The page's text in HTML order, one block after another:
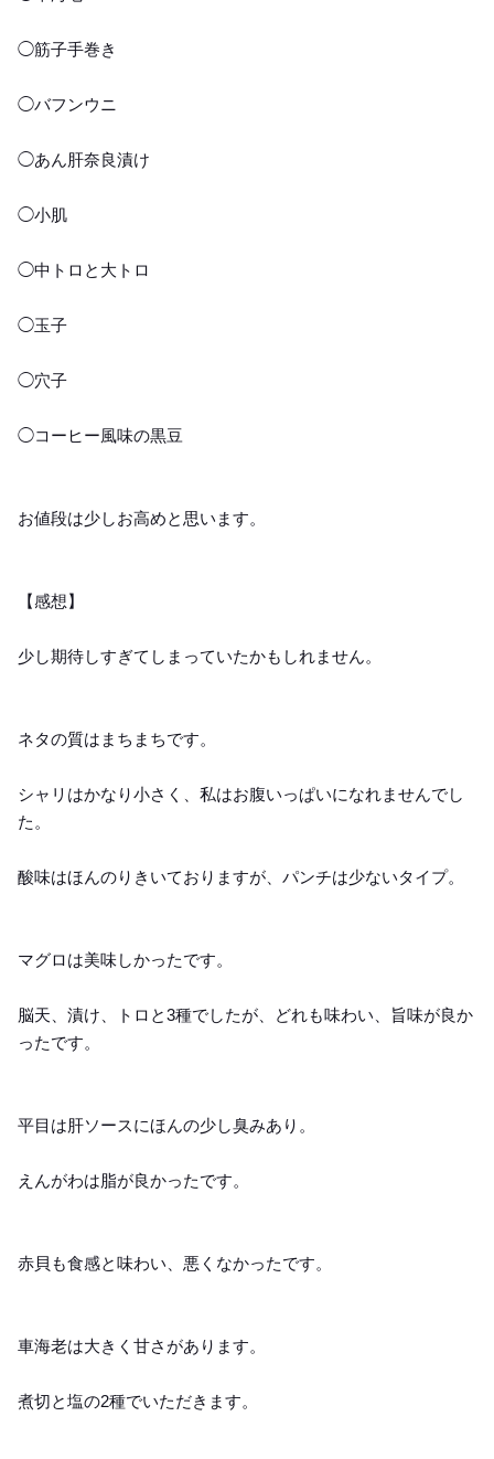
◯筋子手巻き
◯バフンウニ
◯あん肝奈良漬け
◯小肌
◯中トロと大トロ
◯玉子
◯穴子
◯コーヒー風味の黒豆
お値段は少しお高めと思います。
【感想】
少し期待しすぎてしまっていたかもしれません。
ネタの質はまちまちです。
シャリはかなり小さく、私はお腹いっぱいになれませんでし
た。
酸味はほんのりきいておりますが、パンチは少ないタイプ。
マグロは美味しかったです。
脳天、漬け、トロと3種でしたが、どれも味わい、旨味が良か
ったです。
平目は肝ソースにほんの少し臭みあり。
えんがわは脂が良かったです。
赤貝も食感と味わい、悪くなかったです。
車海老は大きく甘さがあります。
煮切と塩の2種でいただきます。